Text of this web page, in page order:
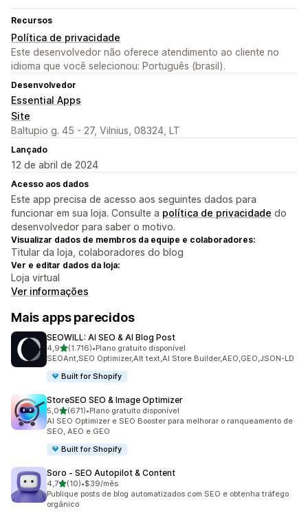
Recursos
Política de privacidade
Este desenvolvedor não oferece atendimento ao cliente no
idioma que você selecionou: Português (brasil).
Desenvolvedor
Essential Apps
Site
Baltupio g. 45 - 27, Vilnius, 08324, LT
Lançado
12 de abril de 2024
Acesso aos dados
Este app precisa de acesso aos seguintes dados para
funcionar em sua loja. Consulte a política de privacidade do
desenvolvedor para saber o motivo.
Visualizar dados de membros da equipe e colaboradores:
Titular da loja, colaboradores do blog
Ver e editar dados da loja:
Loja virtual
Ver informações
Mais apps parecidos
SEOWILL: AI SEO & AI Blog Post
4,9de 5 estrelas
(1.716)
1716 avaliações ao todo
•Plano gratuito disponível
SEOAnt,SEO Optimizer,Alt text,AI Store Builder,AEO,GEO,JSON-LD
Built for Shopify
StoreSEO SEO & Image Optimizer
5,0de 5 estrelas
(671)
671 avaliações ao todo
•Plano gratuito disponível
AI SEO Optimizer e SEO Booster para melhorar o ranqueamento de
SEO, AEO e GEO
Built for Shopify
Soro ‑ SEO Autopilot & Content
4,7de 5 estrelas
(10)
10 avaliações ao todo
•$39/mês
Publique posts de blog automatizados com SEO e obtenha tráfego
orgânico